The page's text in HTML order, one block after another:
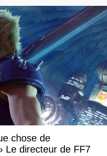
chose de
Le directeur de FF7